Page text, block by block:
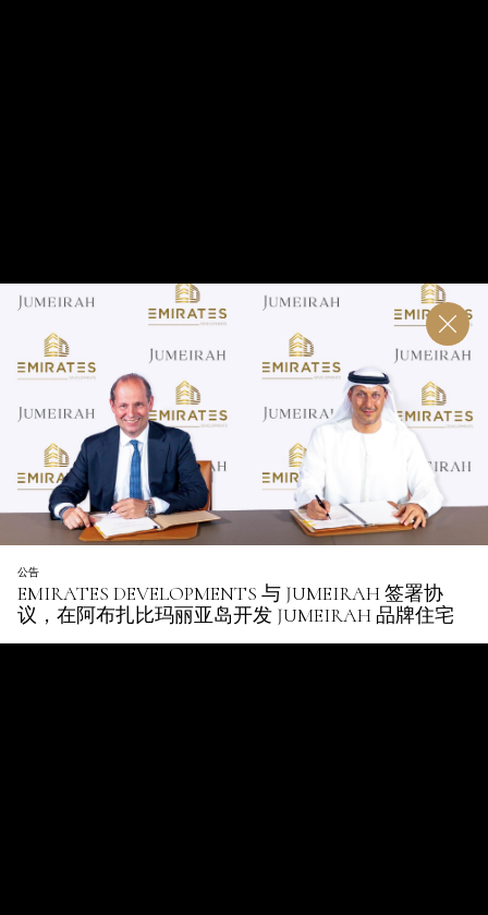
公告
EMIRATES DEVELOPMENTS 与 JUMEIRAH 签署协
议，在阿布扎比玛丽亚岛开发 JUMEIRAH 品牌住宅